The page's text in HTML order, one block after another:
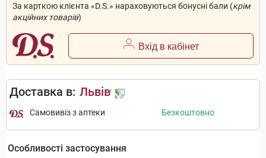
За карткою клієнта «D.S.» нараховуються бонусні бали (крім
акційних товарів)
Вхід в кабінет
Доставка в: Львів
Самовивіз з аптеки Безкоштовно
Особливості застосування